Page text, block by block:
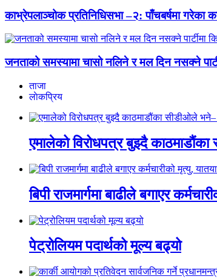
काभ्रेपलाञ्चोक प्रतिनिधिसभा –२: पाँचबर्षमा गरेका
जनताको समस्यामा चासो नलिने र मल दिन नसक्ने
ताजा
लाेकप्रिय
एमालेको विरोधपत्र बुझ्दै
बिपी राजमार्गमा बाढीले बगाएर
पेट्रोलियम पदार्थको मूल्य बढ्यो